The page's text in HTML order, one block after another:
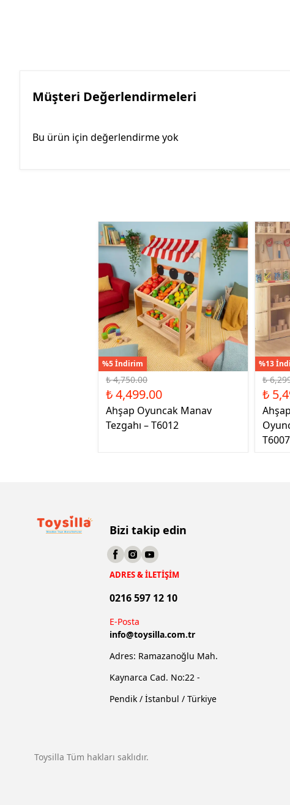
Müşteri Değerlendirmeleri
Bu ürün için değerlendirme yok
%5 İndirim
₺ 4,750.00
₺ 4,499.00
Ahşap Oyuncak Manav
Tezgahı – T6012
%13
₺
₺
T6007
Bizi takip edin
ADRES & İLETİŞİM
0216 597 12 10
E-Posta
info@toysilla.com.tr
Adres: Ramazanoğlu Mah.
Kaynarca Cad. No:22 -
Pendik / İstanbul / Türkiye
Toysilla Tüm hakları saklıdır.